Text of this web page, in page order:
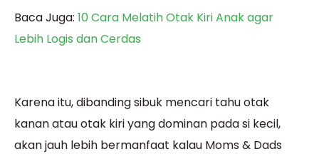
Baca Juga: 10 Cara Melatih Otak Kiri Anak agar
Lebih Logis dan Cerdas
Karena itu, dibanding sibuk mencari tahu otak
kanan atau otak kiri yang dominan pada si kecil,
akan jauh lebih bermanfaat kalau Moms & Dads